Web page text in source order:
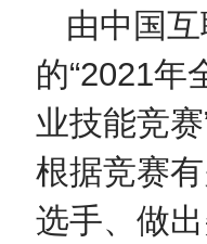
由中国
的“2021
业技能竞
根据竞赛
选手、做